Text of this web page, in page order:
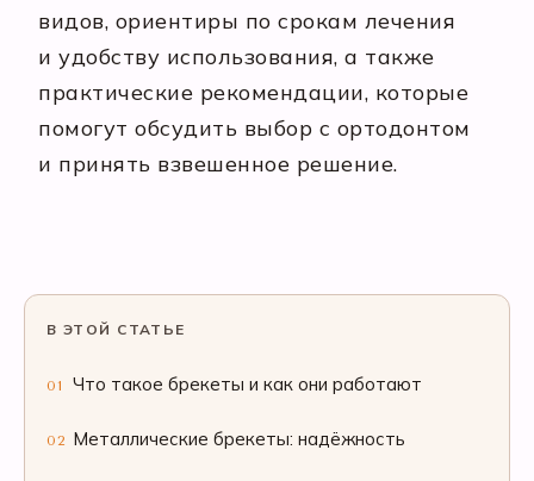
видов, ориентиры по срокам лечения
и удобству использования, а также
практические рекомендации, которые
помогут обсудить выбор с ортодонтом
и принять взвешенное решение.
В ЭТОЙ СТАТЬЕ
01 Что такое брекеты и как они работают
02 Металлические брекеты: надёжность